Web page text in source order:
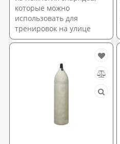
которые можно
использовать для
тренировок на улице